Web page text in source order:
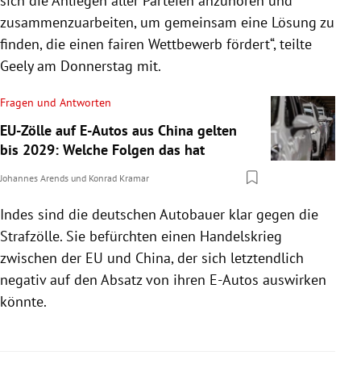
zusammenzuarbeiten, um gemeinsam eine Lösung zu
finden, die einen fairen Wettbewerb fördert“, teilte
Geely am Donnerstag mit.
Fragen und Antworten
EU-Zölle auf E-Autos aus China gelten
bis 2029: Welche Folgen das hat
Johannes Arends und Konrad Kramar
Indes sind die deutschen Autobauer klar gegen die
Strafzölle. Sie befürchten einen Handelskrieg
zwischen der EU und China, der sich letztendlich
negativ auf den Absatz von ihren E-Autos auswirken
könnte.